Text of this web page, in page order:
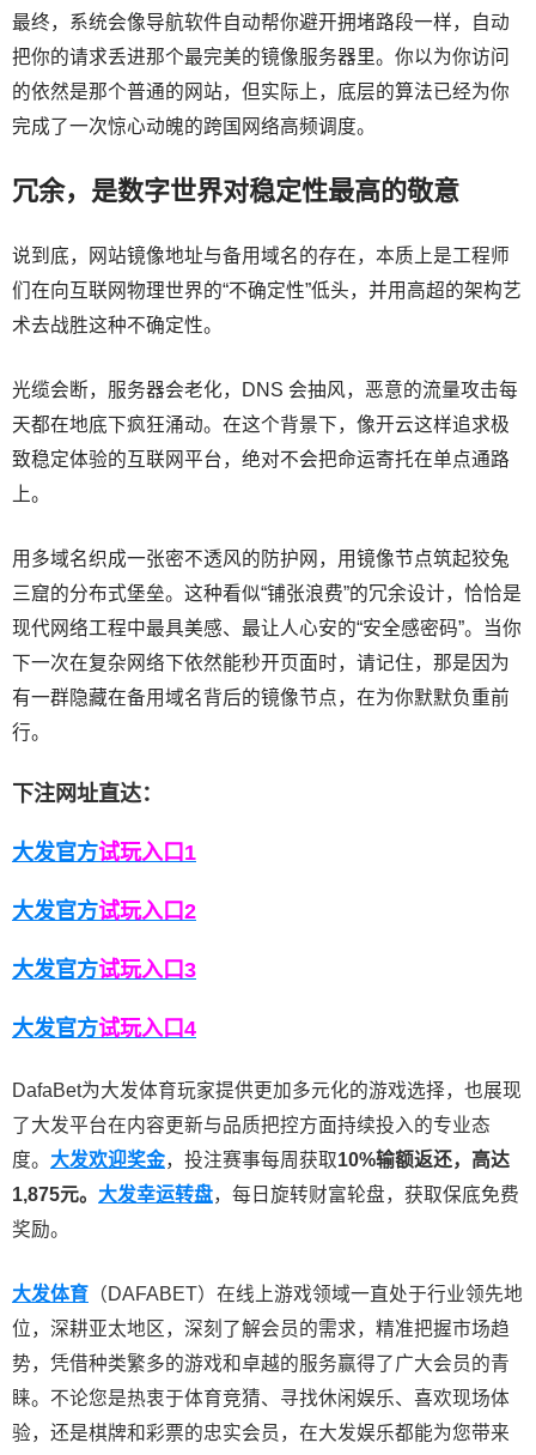
最终，系统会像导航软件自动帮你避开拥堵路段一样，自动
把你的请求丢进那个最完美的镜像服务器里。你以为你访问
的依然是那个普通的网站，但实际上，底层的算法已经为你
完成了一次惊心动魄的跨国网络高频调度。
冗余，是数字世界对稳定性最高的敬意
说到底，网站镜像地址与备用域名的存在，本质上是工程师
们在向互联网物理世界的“不确定性”低头，并用高超的架构艺
术去战胜这种不确定性。
光缆会断，服务器会老化，DNS 会抽风，恶意的流量攻击每
天都在地底下疯狂涌动。在这个背景下，像开云这样追求极
致稳定体验的互联网平台，绝对不会把命运寄托在单点通路
上。
用多域名织成一张密不透风的防护网，用镜像节点筑起狡兔
三窟的分布式堡垒。这种看似“铺张浪费”的冗余设计，恰恰是
现代网络工程中最具美感、最让人心安的“安全感密码”。当你
下一次在复杂网络下依然能秒开页面时，请记住，那是因为
有一群隐藏在备用域名背后的镜像节点，在为你默默负重前
行。
下注网址直达：
大发官方试玩入口1
大发官方试玩入口2
大发官方试玩入口3
大发官方试玩入口4
DafaBet为大发体育玩家提供更加多元化的游戏选择，也展现
了大发平台在内容更新与品质把控方面持续投入的专业态
度。 大发欢迎奖金，投注赛事每周获取10%输额返还，高达
1,875元。 大发幸运转盘，每日旋转财富轮盘，获取保底免费
奖励。
大发体育 （DAFABET）在线上游戏领域一直处于行业领先地
位，深耕亚太地区，深刻了解会员的需求，精准把握市场趋
势，凭借种类繁多的游戏和卓越的服务赢得了广大会员的青
睐。不论您是热衷于体育竞猜、寻找休闲娱乐、喜欢现场体
验，还是棋牌和彩票的忠实会员，在大发娱乐都能为您带来